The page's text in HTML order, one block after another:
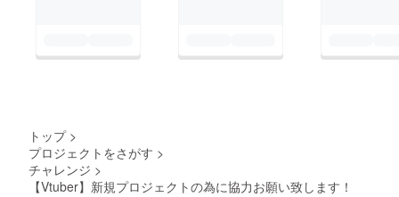
トップ >
プロジェクトをさがす >
チャレンジ >
【Vtuber】新規プロジェクトの為に協力お願い致します！